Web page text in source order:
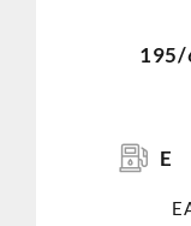
195/
E